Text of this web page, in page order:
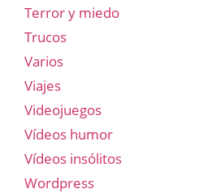
Terror y miedo
Trucos
Varios
Viajes
Videojuegos
Vídeos humor
Vídeos insólitos
Wordpress